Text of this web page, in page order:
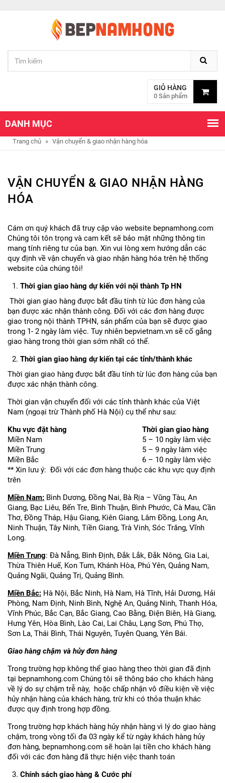
GIỎ HÀNG
0 Sản phẩm
DANH MỤC
Trang chủ » Vận chuyển & giao nhận hàng hóa
VẬN CHUYỂN & GIAO NHẬN HÀNG
HÓA
Cám ơn quý khách đã truy cập vào website bepnamhong.com
Chúng tôi tôn trọng và cam kết sẽ bảo mật những thông tin
mang tính riêng tư của bạn. Xin vui lòng xem hướng dẫn các
quy định về vận chuyển và giao nhận hàng hóa trên hệ thống
website của chúng tôi!
Thời gian giao hàng dự kiến với nội thành Tp HN
Thời gian giao hàng được bắt đầu tính từ lúc đơn hàng của
bạn được xác nhận thành công. Đối với các đơn hàng được
giao trong nội thành TPHN, sản phẩm của bạn sẽ được giao
trong 1- 2 ngày làm việc. Tuy nhiên bepvietnam.vn sẽ cố gắng
giao hàng trong thời gian sớm nhất có thể.
Thời gian giao hàng dự kiến tại các tỉnh/thành khác
Thời gian giao hàng được bắt đầu tính từ lúc đơn hàng của bạn
được xác nhận thành công.
Thời gian vận chuyển đối với các tỉnh thành khác của Việt
Nam (ngoại trừ Thành phố Hà Nội) cụ thể như sau:
Khu vực đặt hàng
Thời gian giao hàng
Miền Nam
5 – 10 ngày làm việc
Miền Trung
5 – 9 ngày làm việc
Miền Bắc
6 – 10 ngày làm việc
** Xin lưu ý: Đối với các đơn hàng thuộc các khu vực quy định
trên
Miền Nam: Bình Dương, Đồng Nai, Bà Rịa – Vũng Tàu, An
Giang, Bạc Liêu, Bến Tre, Bình Thuận, Bình Phước, Cà Mau, Cần
Thơ, Đồng Tháp, Hậu Giang, Kiên Giang, Lâm Đồng, Long An,
Ninh Thuận, Tây Ninh, Tiền Giang, Trà Vinh, Sóc Trăng, Vĩnh
Long.
Miền Trung: Đà Nẵng, Bình Định, Đắk Lắk, Đắk Nông, Gia Lai,
Thừa Thiên Huế, Kon Tum, Khánh Hòa, Phú Yên, Quảng Nam,
Quảng Ngãi, Quảng Trị, Quảng Bình.
Miền Bắc: Hà Nội, Bắc Ninh, Hà Nam, Hà Tĩnh, Hải Dương, Hải
Phòng, Nam Định, Ninh Bình, Nghệ An, Quảng Ninh, Thanh Hóa,
Vĩnh Phúc, Bắc Cạn, Bắc Giang, Cao Bằng, Điện Biên, Hà Giang,
Hưng Yên, Hòa Bình, Lào Cai, Lai Châu, Lạng Sơn, Phú Thọ,
Sơn La, Thái Bình, Thái Nguyên, Tuyên Quang, Yên Bái.
Giao hàng chậm và hủy đơn hàng
Trong trường hợp không thể giao hàng theo thời gian đã định
tại bepnamhong.com Chúng tôi sẽ thông báo cho khách hàng
về lý do sự chậm trễ này, hoặc chấp nhận vô điều kiện về việc
hủy nhận hàng của khách hàng, trừ khi có thỏa thuận khác
được quy định trong hợp đồng.
Trong trường hợp khách hàng hủy nhận hàng vì lý do giao hàng
chậm, trong vòng tối đa 03 ngày kể từ ngày khách hàng hủy
đơn hàng, bepnamhong.com sẽ hoàn lại tiền cho khách hàng
đối với các đơn hàng đã thực hiện việc thanh toán
Chính sách giao hàng & Cước phí